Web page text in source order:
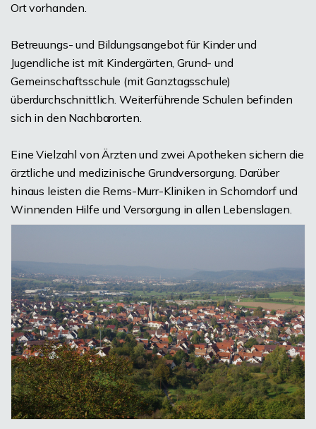
Ort vorhanden.
Betreuungs- und Bildungsangebot für Kinder und
Jugendliche ist mit Kindergärten, Grund- und
Gemeinschaftsschule (mit Ganztagsschule)
überdurchschnittlich. Weiterführende Schulen befinden
sich in den Nachbarorten.
Eine Vielzahl von Ärzten und zwei Apotheken sichern die
ärztliche und medizinische Grundversorgung. Darüber
hinaus leisten die Rems-Murr-Kliniken in Schorndorf und
Winnenden Hilfe und Versorgung in allen Lebenslagen.